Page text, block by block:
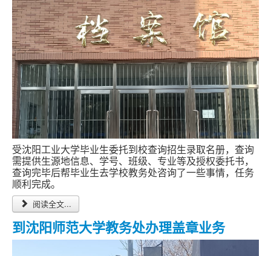
受沈阳工业大学毕业生委托到校查询招生录取名册，查询
需提供生源地信息、学号、班级、专业等及授权委托书，
查询完毕后帮毕业生去学校教务处咨询了一些事情，任务
顺利完成。
阅读全文...
到沈阳师范大学教务处办理盖章业务